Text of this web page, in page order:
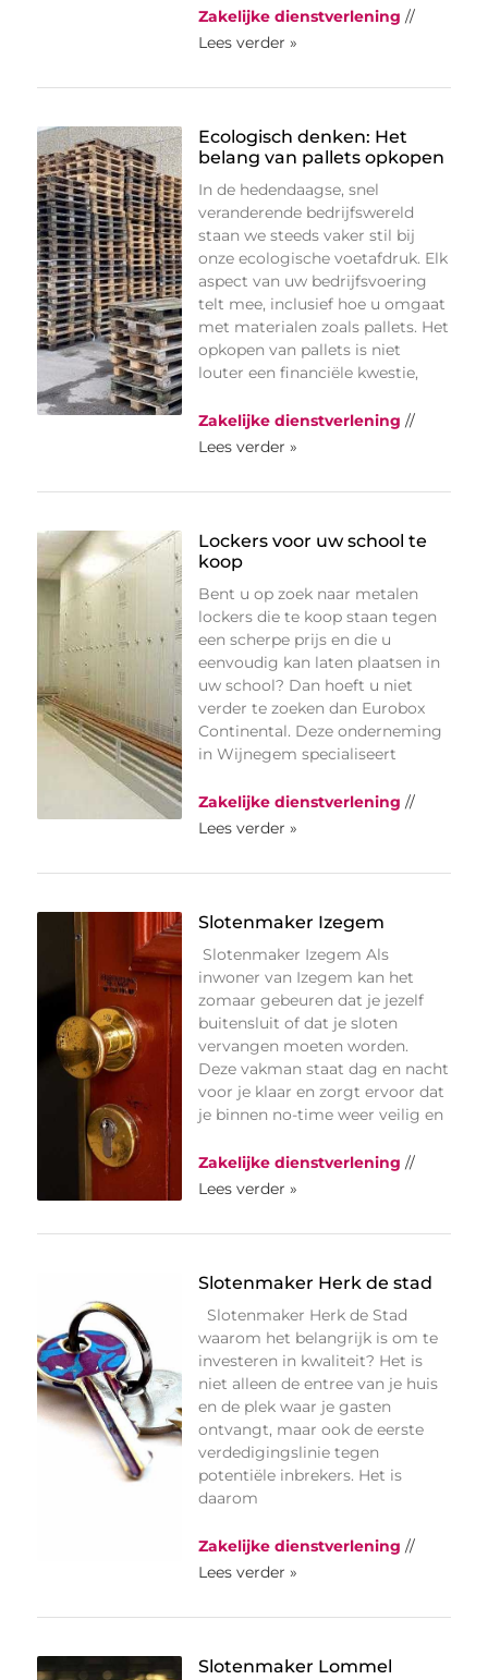
Zakelijke dienstverlening //
Lees verder »
Ecologisch denken: Het
belang van pallets opkopen
In de hedendaagse, snel
veranderende bedrijfswereld
staan we steeds vaker stil bij
onze ecologische voetafdruk. Elk
aspect van uw bedrijfsvoering
telt mee, inclusief hoe u omgaat
met materialen zoals pallets. Het
opkopen van pallets is niet
louter een financiële kwestie,
Zakelijke dienstverlening //
Lees verder »
Lockers voor uw school te
koop
Bent u op zoek naar metalen
lockers die te koop staan tegen
een scherpe prijs en die u
eenvoudig kan laten plaatsen in
uw school? Dan hoeft u niet
verder te zoeken dan Eurobox
Continental. Deze onderneming
in Wijnegem specialiseert
Zakelijke dienstverlening //
Lees verder »
Slotenmaker Izegem
Slotenmaker Izegem Als
inwoner van Izegem kan het
zomaar gebeuren dat je jezelf
buitensluit of dat je sloten
vervangen moeten worden.
Deze vakman staat dag en nacht
voor je klaar en zorgt ervoor dat
je binnen no-time weer veilig en
Zakelijke dienstverlening //
Lees verder »
Slotenmaker Herk de stad
Slotenmaker Herk de Stad
waarom het belangrijk is om te
investeren in kwaliteit? Het is
niet alleen de entree van je huis
en de plek waar je gasten
ontvangt, maar ook de eerste
verdedigingslinie tegen
potentiële inbrekers. Het is
daarom
Zakelijke dienstverlening //
Lees verder »
Slotenmaker Lommel